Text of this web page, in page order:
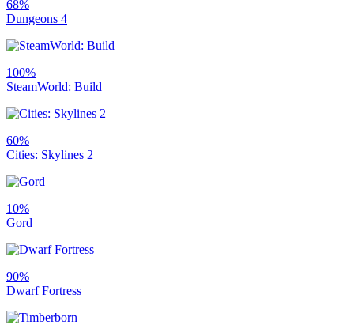
68%
Dungeons 4
100%
SteamWorld: Build
60%
Cities: Skylines 2
10%
Gord
90%
Dwarf Fortress